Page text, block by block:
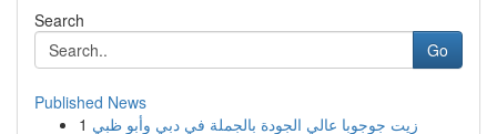
Search
Go
Published News
1 زيت جوجوبا عالي الجودة بالجملة في دبي وأبو ظبي